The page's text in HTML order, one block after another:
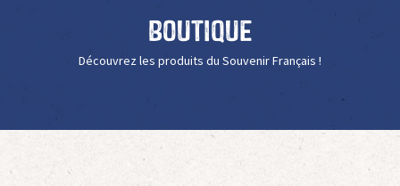
Boutique
Découvrez les produits du Souvenir Français !